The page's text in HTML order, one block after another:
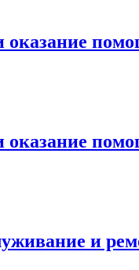
оказание
оказание
и